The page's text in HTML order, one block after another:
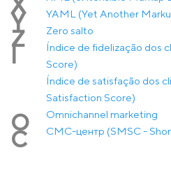
Y YAML (Yet Another
Z Zero salto
Í
Índice de fidelização dos
Score)
Índice de satisfação dos
Satisfaction Score)
О Оmnichannel marketing
С СМС-центр (SMSC -